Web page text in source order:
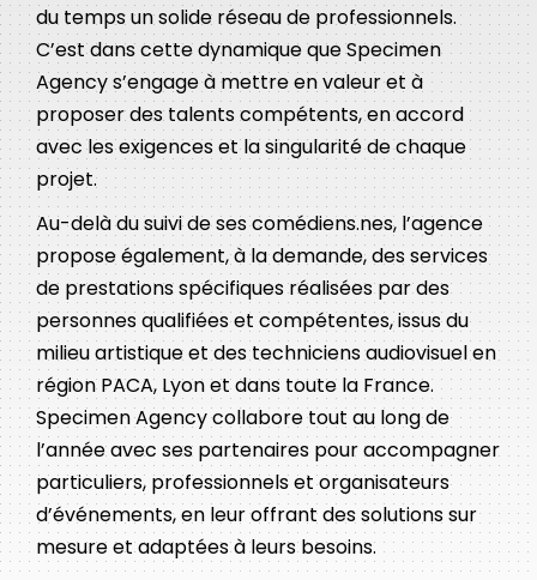
du temps un solide réseau de professionnels.
C’est dans cette dynamique que Specimen
Agency s’engage à mettre en valeur et à
proposer des talents compétents, en accord
avec les exigences et la singularité de chaque
projet.
Au-delà du suivi de ses comédiens.nes, l’agence
propose également, à la demande, des services
de prestations spécifiques réalisées par des
personnes qualifiées et compétentes, issus du
milieu artistique et des techniciens audiovisuel en
région PACA, Lyon et dans toute la France.
Specimen Agency collabore tout au long de
l’année avec ses partenaires pour accompagner
particuliers, professionnels et organisateurs
d’événements, en leur offrant des solutions sur
mesure et adaptées à leurs besoins.